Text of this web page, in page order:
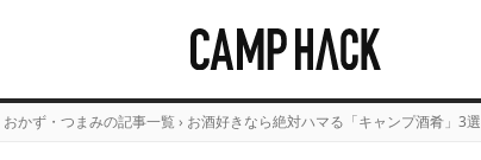
おかず・つまみの記事一覧 › お酒好きなら絶対ハマる「キャンプ酒肴」3選